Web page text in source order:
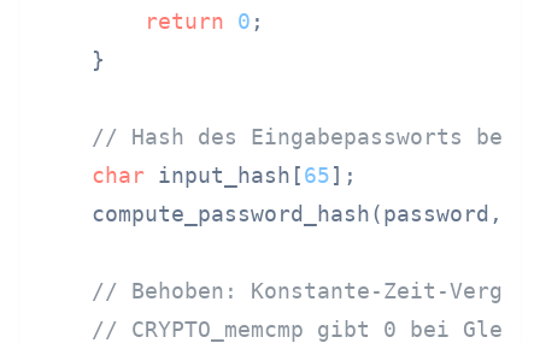
return
0 ;
    }
// Hash des Eingabepassworts
char input_hash[65];
compute_password_hash(password,
// Behoben: Konstante-Zeit-
// CRYPTO_memcmp gibt 0 bei